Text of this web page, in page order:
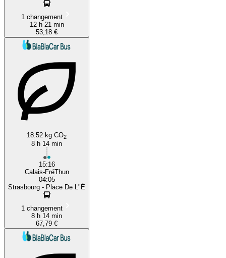
1 changement
12 h 21 min
53,18 €
18.52 kg CO2
8 h 14 min
15:16
Calais-FréThun
04:05
Strasbourg - Place De L"É
1 changement
8 h 14 min
67,79 €